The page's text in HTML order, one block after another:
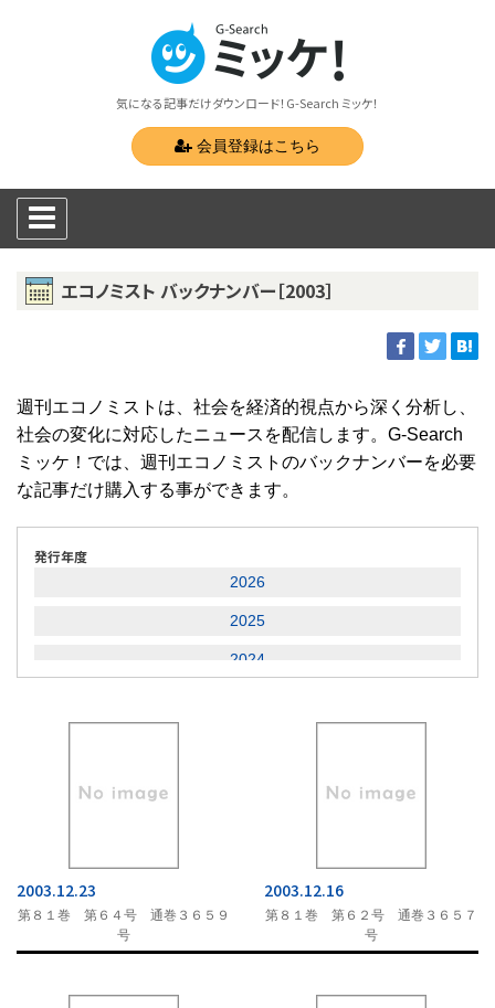
気になる記事だけダウンロード！G-Search ミッケ！
会員登録はこちら
エコノミスト バックナンバー［2003］
週刊エコノミストは、社会を経済的視点から深く分析し、
社会の変化に対応したニュースを配信します。G-Search
ミッケ！では、週刊エコノミストのバックナンバーを必要
な記事だけ購入する事ができます。
発行年度
2026
2025
2024
2003.12.23
第８１巻 第６４号 通巻３６５９
号
2003.12.16
第８１巻 第６２号 通巻３６５７
号